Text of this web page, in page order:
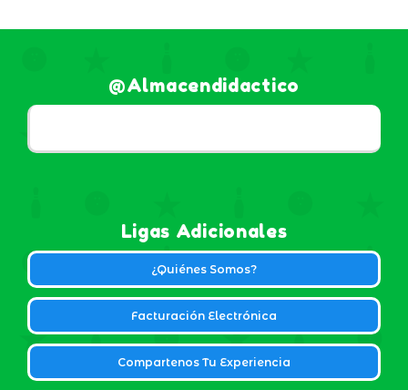
@almacendidactico
Ligas Adicionales
¿Quiénes Somos?
Facturación Electrónica
Compartenos Tu Experiencia